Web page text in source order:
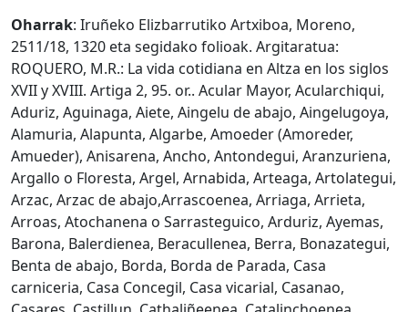
Oharrak: Iruñeko Elizbarrutiko Artxiboa, Moreno,
2511/18, 1320 eta segidako folioak. Argitaratua:
ROQUERO, M.R.: La vida cotidiana en Altza en los siglos
XVII y XVIII. Artiga 2, 95. or.. Acular Mayor, Acularchiqui,
Aduriz, Aguinaga, Aiete, Aingelu de abajo, Aingelugoya,
Alamuria, Alapunta, Algarbe, Amoeder (Amoreder,
Amueder), Anisarena, Ancho, Antondegui, Aranzuriena,
Argallo o Floresta, Argel, Arnabida, Arteaga, Artolategui,
Arzac, Arzac de abajo,Arrascoenea, Arriaga, Arrieta,
Arroas, Atochanena o Sarrasteguico, Arduriz, Ayemas,
Barona, Balerdienea, Beracullenea, Berra, Bonazategui,
Benta de abajo, Borda, Borda de Parada, Casa
carniceria, Casa Concegil, Casa vicarial, Casanao,